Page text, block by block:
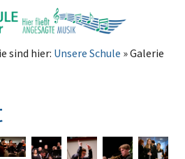
sind hier: Unsere Schule » Galerie